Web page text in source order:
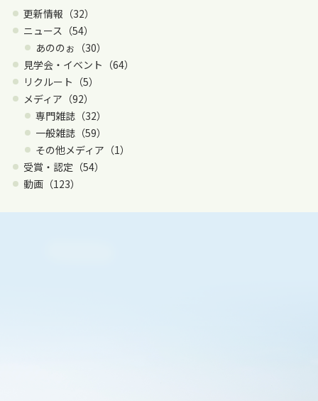
更新情報（32）
ニュース（54）
あののぉ（30）
見学会・イベント（64）
リクルート（5）
メディア（92）
専門雑誌（32）
一般雑誌（59）
その他メディア（1）
受賞・認定（54）
動画（123）